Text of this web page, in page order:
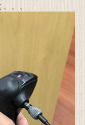
、、